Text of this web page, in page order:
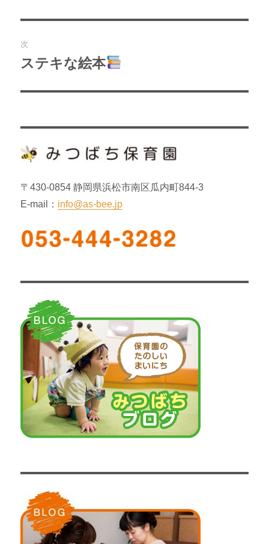
ビ
ゲ
ー
ン
の
投
稿:
次
次
投
ステキな絵本
〒430-0854 静岡県浜松市南区瓜内町844-3
E-mail： info@as-bee.jp